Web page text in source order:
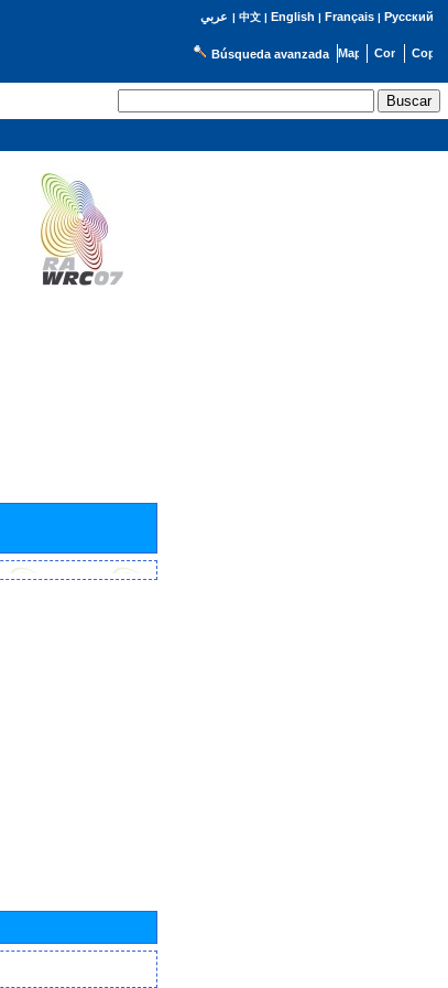
عربي | 中文| English | Français| Русский
Búsqueda avanzada